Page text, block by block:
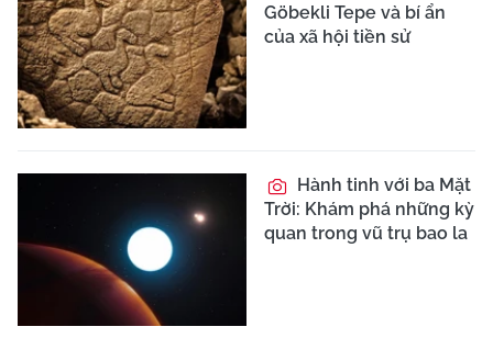
Göbekli Tepe và bí ẩn
của xã hội tiền sử
Hành tinh với ba Mặt
Trời: Khám phá những kỳ
quan trong vũ trụ bao la